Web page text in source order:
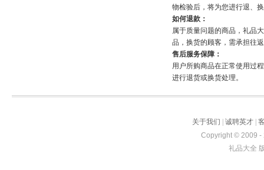
物检验后，将为您进行退、
如何退款：
属于质量问题的商品，礼品
品，换货的顾客，需承担往
售后服务保障：
用户所购商品在正常使用过
进行退货或换货处理。
关于我们 诚聘英才
Copyright © 2009 -
礼品大全